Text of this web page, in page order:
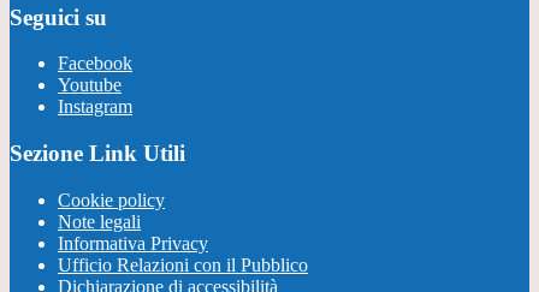
Seguici su
Facebook
Youtube
Instagram
Sezione Link Utili
Cookie policy
Note legali
Informativa Privacy
Ufficio Relazioni con il Pubblico
Dichiarazione di accessibilità